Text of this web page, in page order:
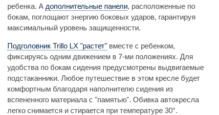
ребенка. А дополнительные панели, расположенные по
бокам, поглощают энергию боковых ударов, гарантируя
максимальный уровень защищенности.
Подголовник Trillo LX "растет" вместе с ребенком,
фиксируясь одним движением в 7-ми положениях. Для
удобства по бокам сидения предусмотрены выдвигаемые
подстаканники. Любое путешествие в этом кресле будет
комфортным благодаря наполнителю сидения из
вспененного материала с "памятью". Обивка автокресла
легко снимается и стирается при температуре 30°.